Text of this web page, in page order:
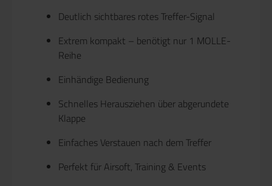
Deutlich sichtbares rotes Treffer-Signal
Extrem kompakt – benötigt nur 1 MOLLE-
Reihe
Einhändige Bedienung
Schnelles Herausziehen über abgerundete
Klappe
Einfaches Verstauen nach dem Treffer
Perfekt für Airsoft, Training & Events